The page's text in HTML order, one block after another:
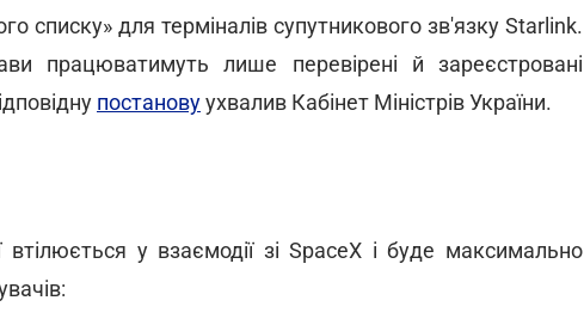
списку» для терміналів супутникового зв'язку Starlink.
працюватимуть лише перевірені й зареєстровані
постановуухвалив Кабінет Міністрів України.
втілюється у взаємодії зі SpaceX і буде максимально